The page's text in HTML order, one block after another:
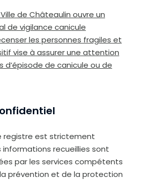
de Châteaulin ouvre un
de vigilance canicule
les personnes fragiles et
vise à assurer une attention
d’épisode de canicule ou de
registre est strictement
informations recueillies sont
par les services compétents
prévention et de la protection